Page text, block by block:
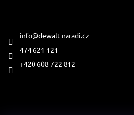
info@dewalt-naradi.cz
474 621 121
+420 608 722 812